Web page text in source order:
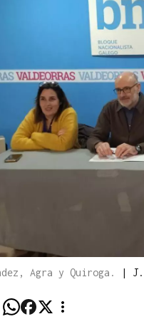
Agra y Quiroga. |